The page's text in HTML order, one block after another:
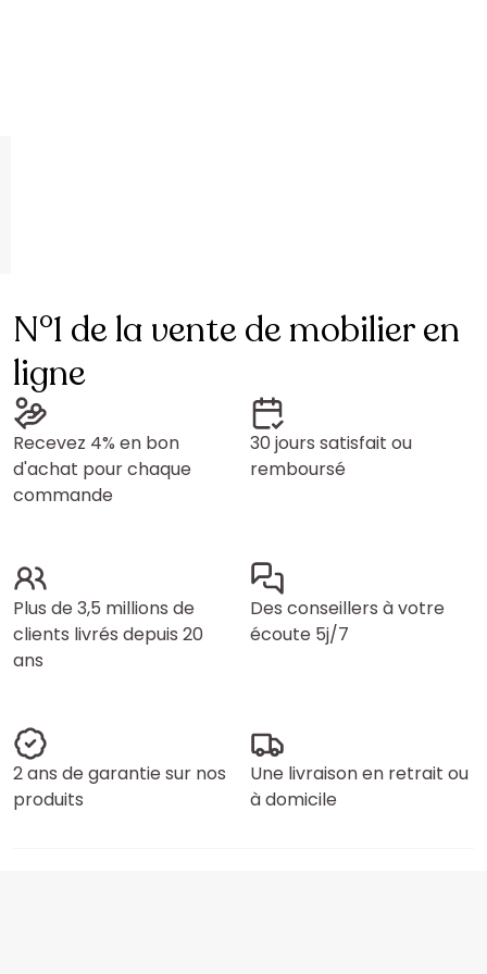
N°1 de la vente de mobilier en
ligne
Recevez 4% en bon
d'achat pour chaque
commande
30 jours satisfait ou
remboursé
Plus de 3,5 millions de
clients livrés depuis 20
ans
Des conseillers à votre
écoute 5j/7
2 ans de garantie sur nos
produits
Une livraison en retrait ou
à domicile